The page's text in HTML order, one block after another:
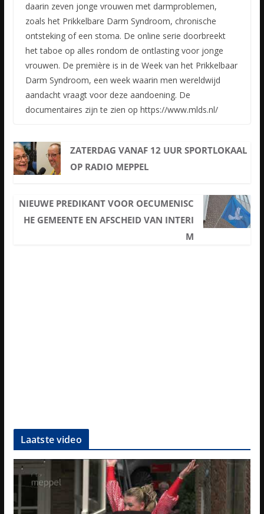
daarin zeven jonge vrouwen met darmproblemen,
zoals het Prikkelbare Darm Syndroom, chronische
ontsteking of een stoma. De online serie doorbreekt
het taboe op alles rondom de ontlasting voor jonge
vrouwen. De première is in de Week van het Prikkelbaar
Darm Syndroom, een week waarin men wereldwijd
aandacht vraagt voor deze aandoening. De
documentaires zijn te zien op https://www.mlds.nl/
ZATERDAG VANAF 12 UUR SPORTLOKAAL
OP RADIO MEPPEL
NIEUWE PREDIKANT VOOR OECUMENISC
HE GEMEENTE EN AFSCHEID VAN INTERI
M
Laatste video